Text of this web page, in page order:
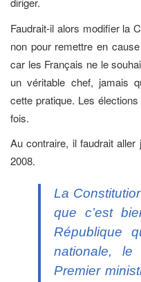
Faudrait-il alors modifier la
non pour remettre en
car les Français ne le
un véritable chef, jamais
cette pratique. Les
fois.
Au contraire, il faudrait aller
2008.
La
que c’est
République
nationale, le
Premier